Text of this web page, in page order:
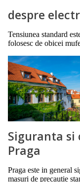
despre
Tensiunea standard
folosesc de obicei
Siguranta
Praga
Praga este in general
masuri de precautie